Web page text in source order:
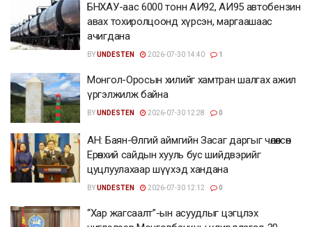
БНХАУ-аас 6000 тонн АИ92, АИ95 автобензин
авах тохиролцоонд хүрсэн, маргаашаас
ачигдана
BYUNDESTEN 2026-07-30 14:40 1
Монгол-Оросын хилийг хамтран шалгах ажил
үргэлжилж байна
BYUNDESTEN 2026-07-30 12:28 0
АН: Баян-Өлгий аймгийн Засаг даргыг чөлөөлсөн
Ерөнхий сайдын хууль бус шийдвэрийг
цуцлуулахаар шүүхэд хандана
BYUNDESTEN 2026-07-30 12:12 0
“Хар жагсаалт”-ын асуудлыг цэгцлэх